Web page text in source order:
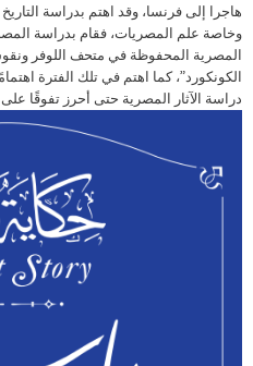
هاجرا إلى فرنسا، وقد اهتم بدراسة
وخاصة علم المصريات، فقام بدراسة
المصرية المحفوظة في متحف اللوفر
الكونكورد”، كما اهتم في تلك الفترة
دراسة الآثار المصرية حتى أحرز تفوقًا